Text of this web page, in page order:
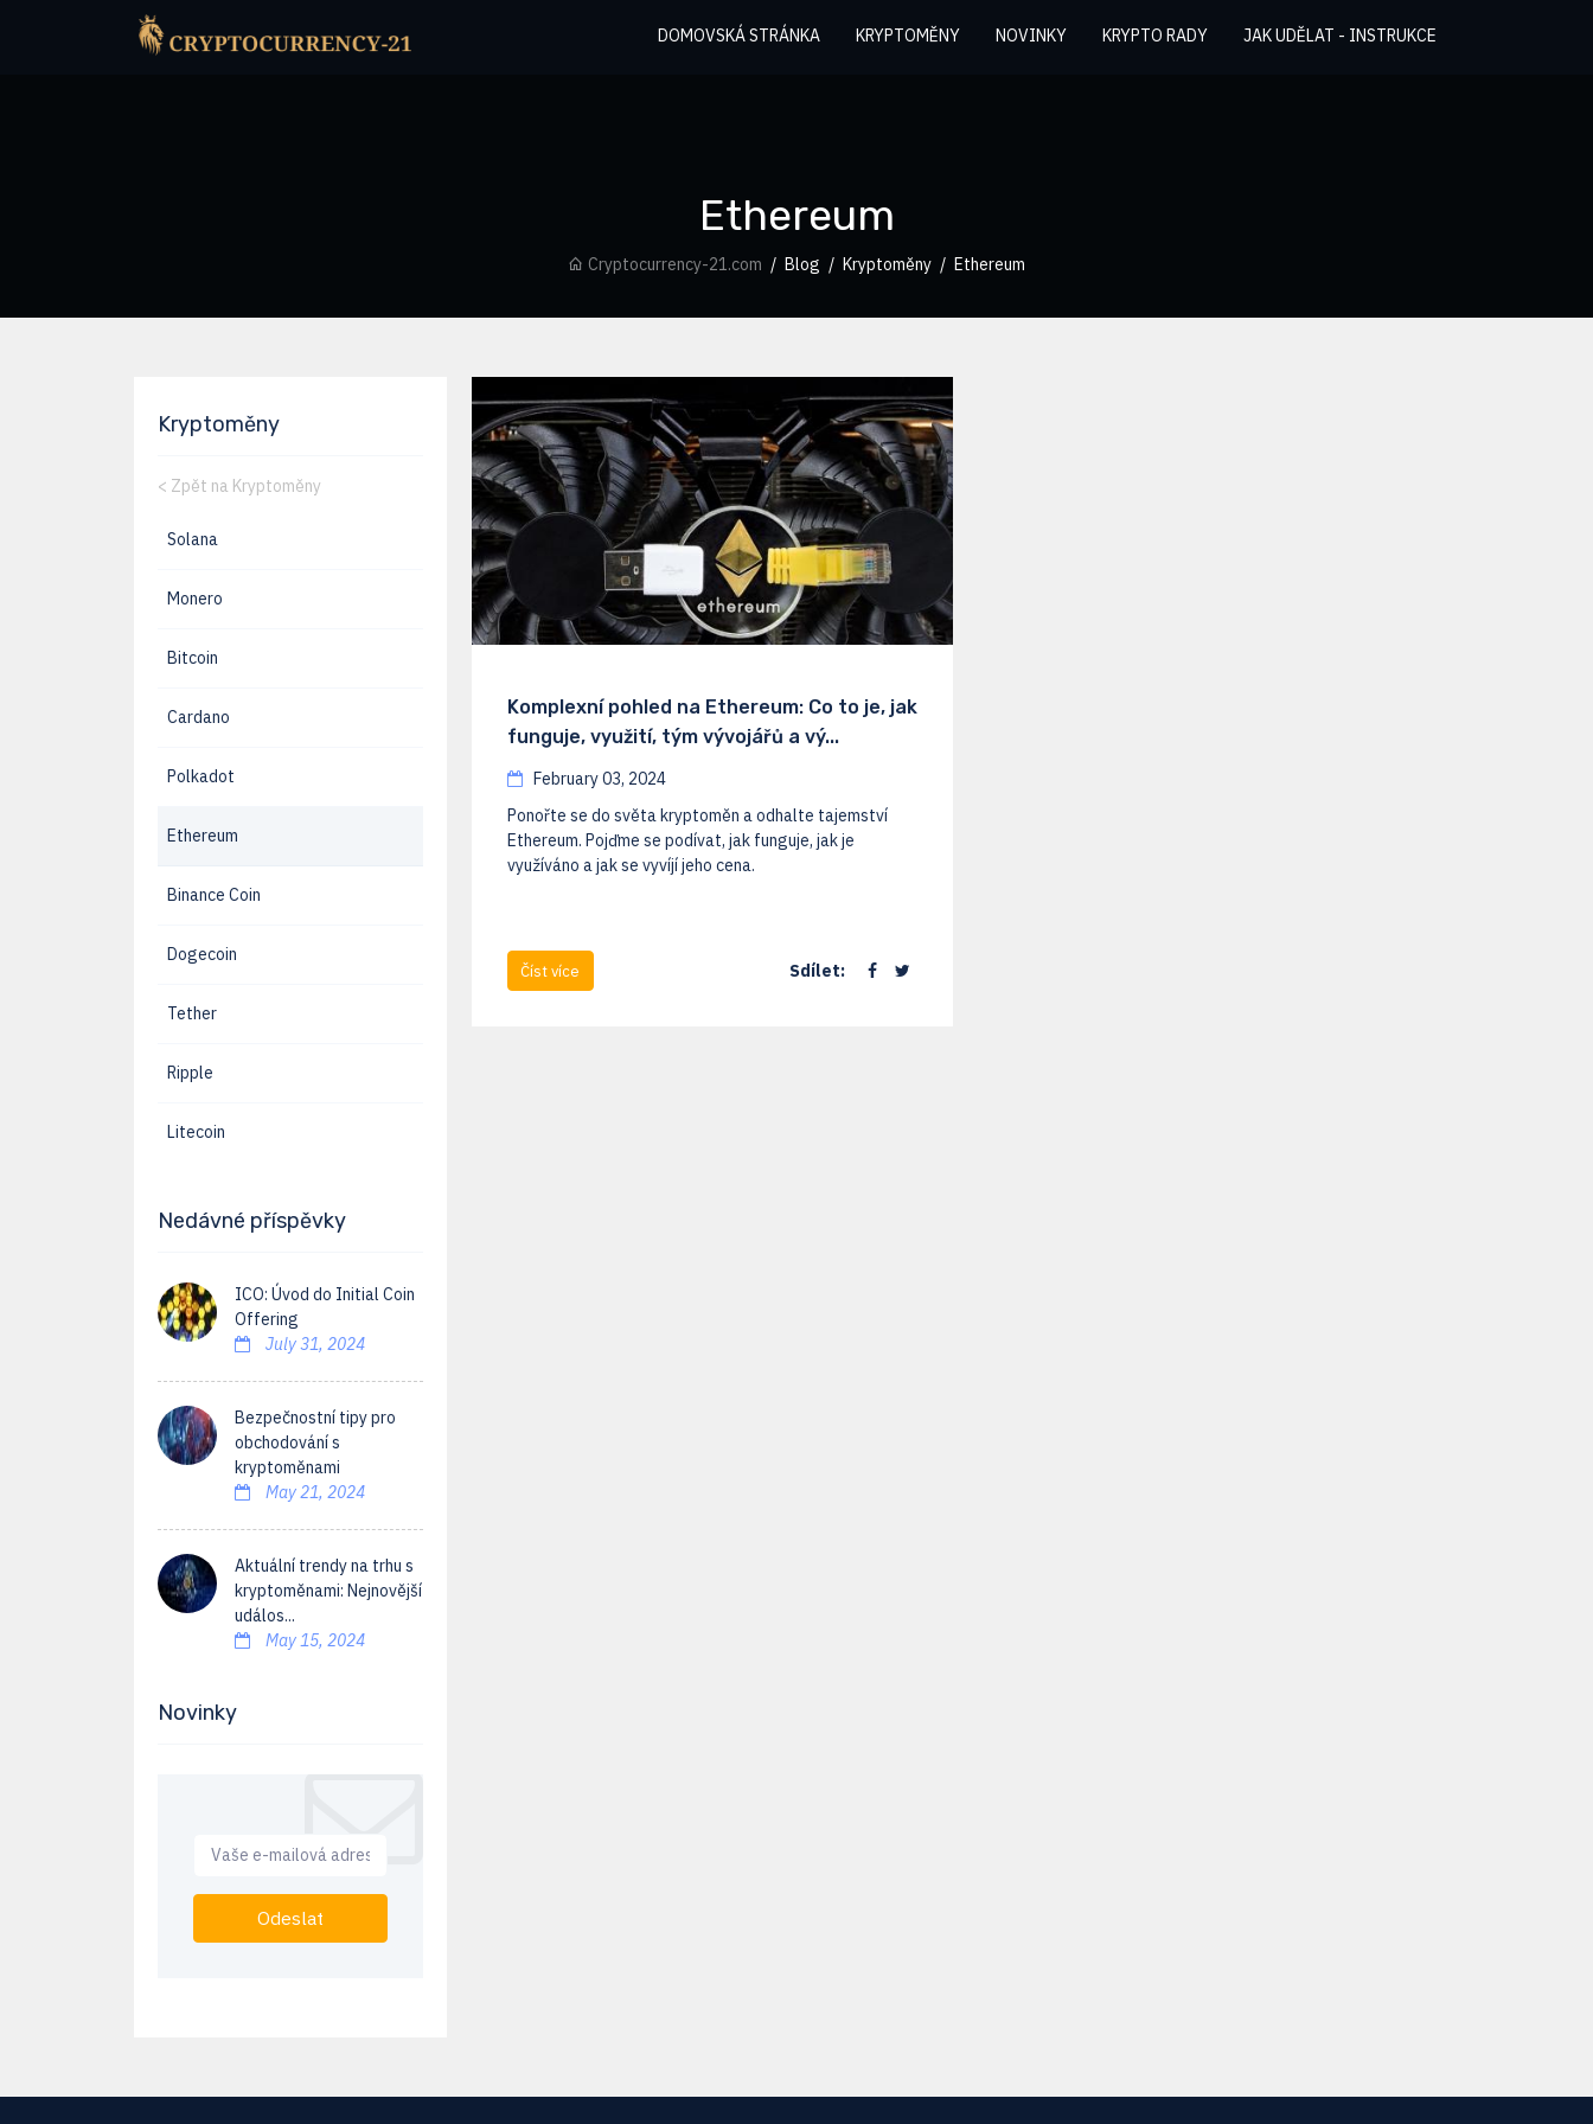
DOMOVSKÁ STRÁNKA KRYPTOMĚNY NOVINKY KRYPTO RADY JAK UDĚLAT - INSTRUKCE
Ethereum
Cryptocurrency-21.com Blog Kryptoměny Ethereum
Kryptoměny
< Zpět na Kryptoměny
Solana
Monero
Bitcoin
Cardano
Polkadot
Ethereum
Binance Coin
Dogecoin
Tether
Ripple
Litecoin
Nedávné příspěvky
ICO: Úvod do Initial Coin
Offering
July 31, 2024
Bezpečnostní tipy pro
obchodování s
kryptoměnami
May 21, 2024
Aktuální trendy na trhu s
kryptoměnami: Nejnovější
událos...
May 15, 2024
Novinky
Odeslat
Komplexní pohled na Ethereum: Co to je, jak
funguje, využití, tým vývojářů a vý...
February 03, 2024
Ponořte se do světa kryptoměn a odhalte tajemství
Ethereum. Pojďme se podívat, jak funguje, jak je
využíváno a jak se vyvíjí jeho cena.
Číst více Sdílet: